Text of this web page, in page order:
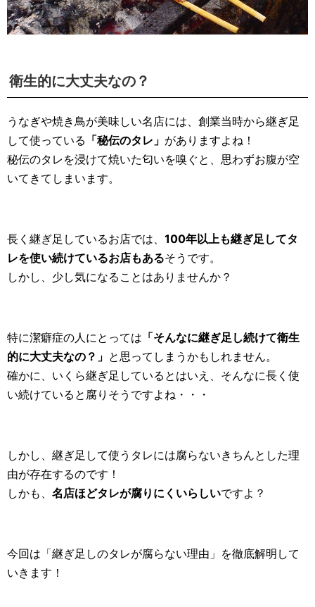
衛生的に大丈夫なの？
うなぎや焼き鳥が美味しい名店には、創業当時から継ぎ足
して使っている 「秘伝のタレ」 がありますよね！
秘伝のタレを浸けて焼いた匂いを嗅ぐと、思わずお腹が空
いてきてしまいます。
長く継ぎ足しているお店では、 100年以上も継ぎ足してタ
レを使い続けているお店もあるそうです。
しかし、少し気になることはありませんか？
特に潔癖症の人にとっては 「そんなに継ぎ足し続けて衛生
的に大丈夫なの？」 と思ってしまうかもしれません。
確かに、いくら継ぎ足しているとはいえ、そんなに長く使
い続けていると腐りそうですよね・・・
しかし、継ぎ足して使うタレには腐らないきちんとした理
由が存在するのです！
しかも、 名店ほどタレが腐りにくいらしいですよ？
今回は「継ぎ足しのタレが腐らない理由」を徹底解明して
いきます！